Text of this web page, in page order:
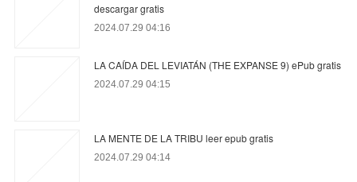
descargar gratis
2024.07.29 04:16
LA CAÍDA DEL LEVIATÁN (THE EXPANSE 9) ePub gratis
2024.07.29 04:15
LA MENTE DE LA TRIBU leer epub gratis
2024.07.29 04:14